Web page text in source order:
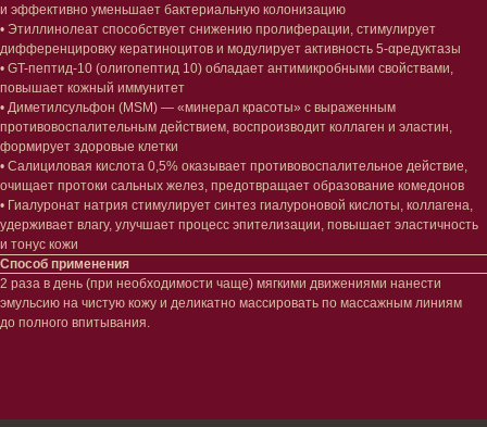
и эффективно уменьшает бактериальную колонизацию
• Этиллинолеат способствует снижению пролиферации, стимулирует
дифференцировку кератиноцитов и модулирует активность 5-αредуктазы
• GT-пептид-10 (олигопептид 10) обладает антимикробными свойствами,
повышает кожный иммунитет
• Диметилсульфон (MSM) — «минерал красоты» с выраженным
противовоспалительным действием, воспроизводит коллаген и эластин,
формирует здоровые клетки
• Салициловая кислота 0,5% оказывает противовоспалительное действие,
очищает протоки сальных желез, предотвращает образование комедонов
• Гиалуронат натрия стимулирует синтез гиалуроновой кислоты, коллагена,
удерживает влагу, улучшает процесс эпителизации, повышает эластичность
и тонус кожи
Способ применения
2 раза в день (при необходимости чаще) мягкими движениями нанести
эмульсию на чистую кожу и деликатно массировать по массажным линиям
до полного впитывания.
Тело
Проблемы
Кремы
Лосьоны
Очищение
Шея и зона декольте
Уход за руками
Сертификаты
Наборы
Лицо
Проблемы
Очищение
Увлажнение/питание
Сыворотки/ эссенции
Защита от солнца
Тонизация
Восстановление
Уход за губами
Декоротивная косметика
Волосы
Проблемы
Спреи